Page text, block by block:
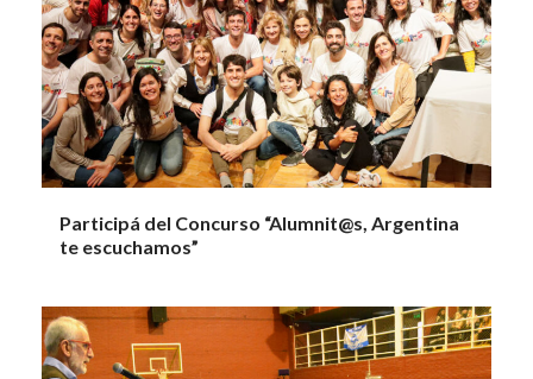
Participá del Concurso “Alumnit@s, Argentina
te escuchamos”